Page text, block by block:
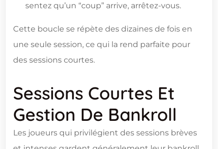
sentez qu’un “coup” arrive, arrêtez-vous.
Cette boucle se répète des dizaines de fois en
une seule session, ce qui la rend parfaite pour
des sessions courtes.
Sessions Courtes Et
Gestion De Bankroll
Les joueurs qui privilégient des sessions brèves